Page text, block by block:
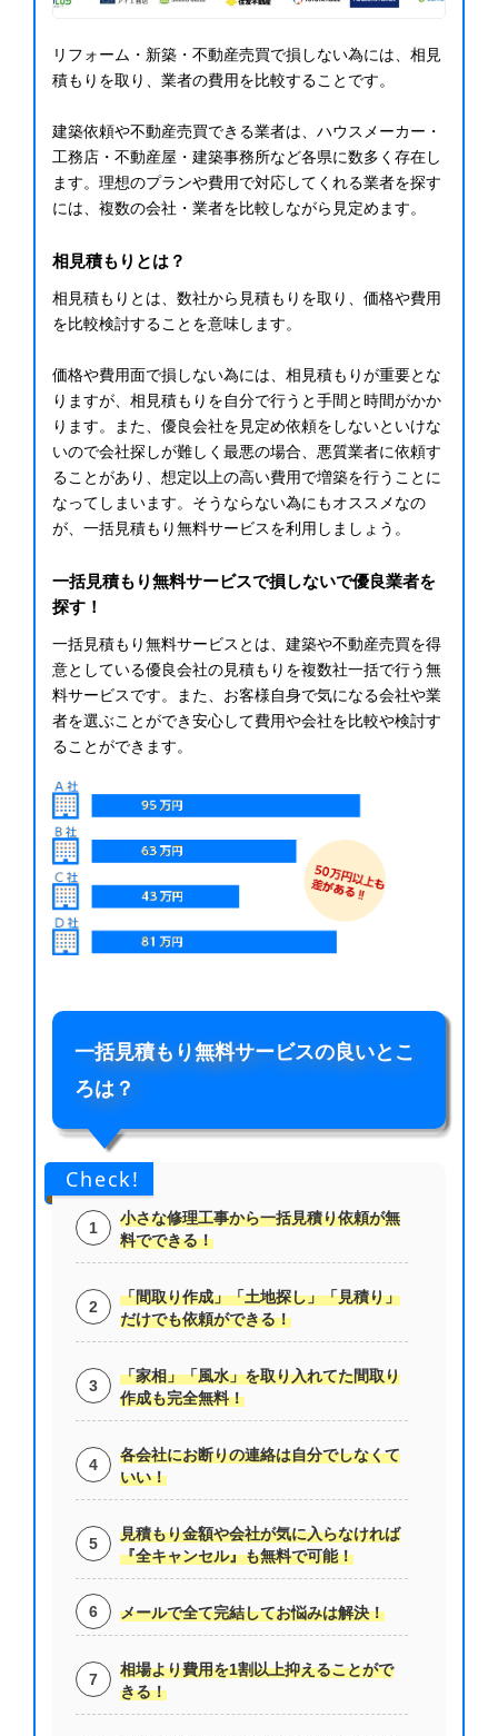
リフォーム・新築・不動産売買で損しない為には、相見
積もりを取り、業者の費用を比較することです。
建築依頼や不動産売買できる業者は、ハウスメーカー・
工務店・不動産屋・建築事務所など各県に数多く存在し
ます。理想のプランや費用で対応してくれる業者を探す
には、複数の会社・業者を比較しながら見定めます。
相見積もりとは？
相見積もりとは、数社から見積もりを取り、価格や費用
を比較検討することを意味します。
価格や費用面で損しない為には、相見積もりが重要とな
りますが、相見積もりを自分で行うと手間と時間がかか
ります。また、優良会社を見定め依頼をしないといけな
いので会社探しが難しく最悪の場合、悪質業者に依頼す
ることがあり、想定以上の高い費用で増築を行うことに
なってしまいます。そうならない為にもオススメなの
が、一括見積もり無料サービスを利用しましょう。
一括見積もり無料サービスで損しないで優良業者を
探す！
一括見積もり無料サービスとは、建築や不動産売買を得
意としている優良会社の見積もりを複数社一括で行う無
料サービスです。また、お客様自身で気になる会社や業
者を選ぶことができ安心して費用や会社を比較や検討す
ることができます。
一括見積もり無料サービスの良いとこ
ろは？
Check!
小さな修理工事から一括見積り依頼が無
料でできる！
「間取り作成」「土地探し」「見積り」
だけでも依頼ができる！
「家相」「風水」を取り入れてた間取り
作成も完全無料！
各会社にお断りの連絡は自分でしなくて
いい！
見積もり金額や会社が気に入らなければ
『全キャンセル』も無料で可能！
メールで全て完結してお悩みは解決！
相場より費用を1割以上抑えることがで
きる！